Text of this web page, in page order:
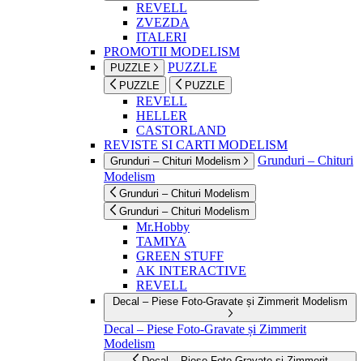
REVELL
ZVEZDA
ITALERI
PROMOTII MODELISM
PUZZLE PUZZLE
PUZZLE PUZZLE
REVELL
HELLER
CASTORLAND
REVISTE SI CARTI MODELISM
Grunduri – Chituri Modelism
Grunduri – Chituri
Modelism
Grunduri – Chituri Modelism
Grunduri – Chituri Modelism
Mr.Hobby
TAMIYA
GREEN STUFF
AK INTERACTIVE
REVELL
Decal – Piese Foto-Gravate și Zimmerit Modelism
Decal – Piese Foto-Gravate și Zimmerit
Modelism